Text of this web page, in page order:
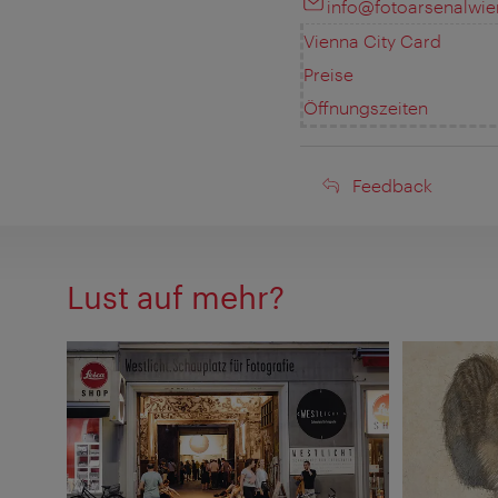
Vienna City Card
Preise
Öffnungszeiten
Feedback
Feedback
Lust auf mehr?